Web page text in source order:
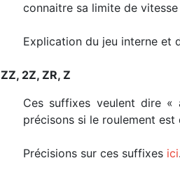
connaitre sa limite de
Explication du jeu interne et
ZZ, 2Z, ZR, Z
Ces suffixes veulent dire «
précisons si le roulement
Précisions sur ces suffixes ici.